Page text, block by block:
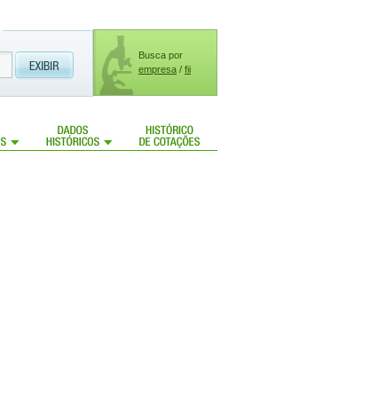
Busca por
empresa / fii